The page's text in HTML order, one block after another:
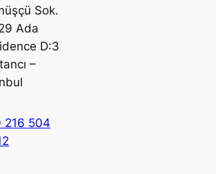
Sok.
Ada
D:3
–
216 504